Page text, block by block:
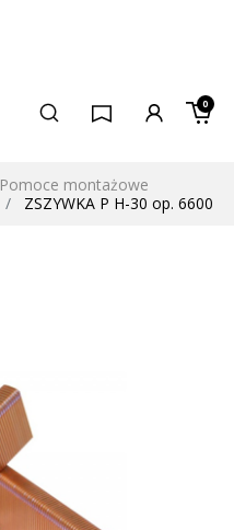
0
Pomoce montażowe
ZSZYWKA P H-30 op. 6600